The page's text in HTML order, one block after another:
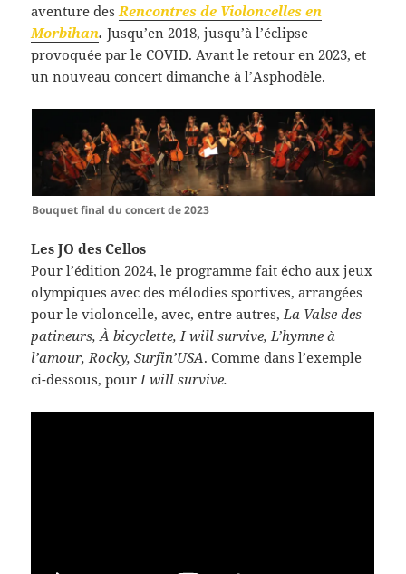
aventure des Rencontres de Violoncelles en
Morbihan. Jusqu’en 2018, jusqu’à l’éclipse
provoquée par le COVID. Avant le retour en 2023, et
un nouveau concert dimanche à l’Asphodèle.
Bouquet final du concert de 2023
Les JO des Cellos
Pour l’édition 2024, le programme fait écho aux jeux
olympiques avec des mélodies sportives, arrangées
pour le violoncelle, avec, entre autres, La Valse des
patineurs, À bicyclette, I will survive, L’hymne à
l’amour, Rocky, Surfin’USA. Comme dans l’exemple
ci-dessous, pour I will survive.